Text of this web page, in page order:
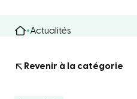
Actualités
Revenir à la catégorie